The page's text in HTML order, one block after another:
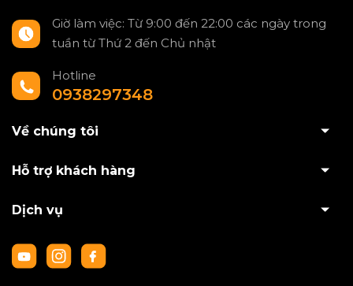
Giờ làm việc: Từ 9:00 đến 22:00 các ngày trong
tuần từ Thứ 2 đến Chủ nhật
Hotline
0938297348
Về chúng tôi
Hỗ trợ khách hàng
Dịch vụ